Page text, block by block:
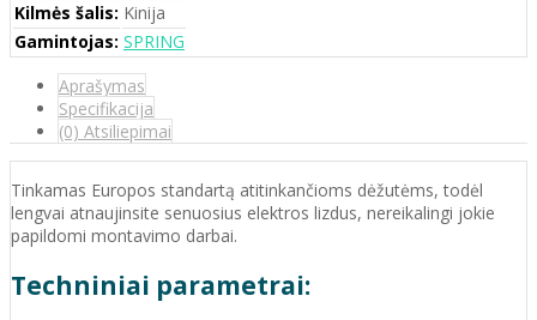
Kilmės šalis: Kinija
Gamintojas: SPRING
Aprašymas
Specifikacija
(0) Atsiliepimai
Tinkamas Europos standartą atitinkančioms dėžutėms, todėl
lengvai atnaujinsite senuosius elektros lizdus, nereikalingi jokie
papildomi montavimo darbai.
Techniniai parametrai: